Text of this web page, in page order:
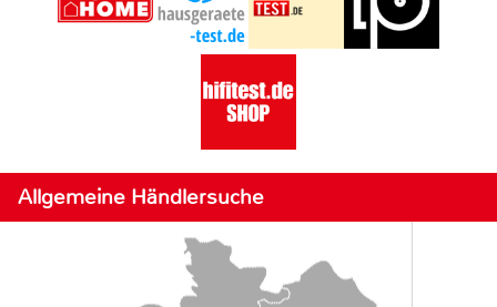
Allgemeine Händlersuche